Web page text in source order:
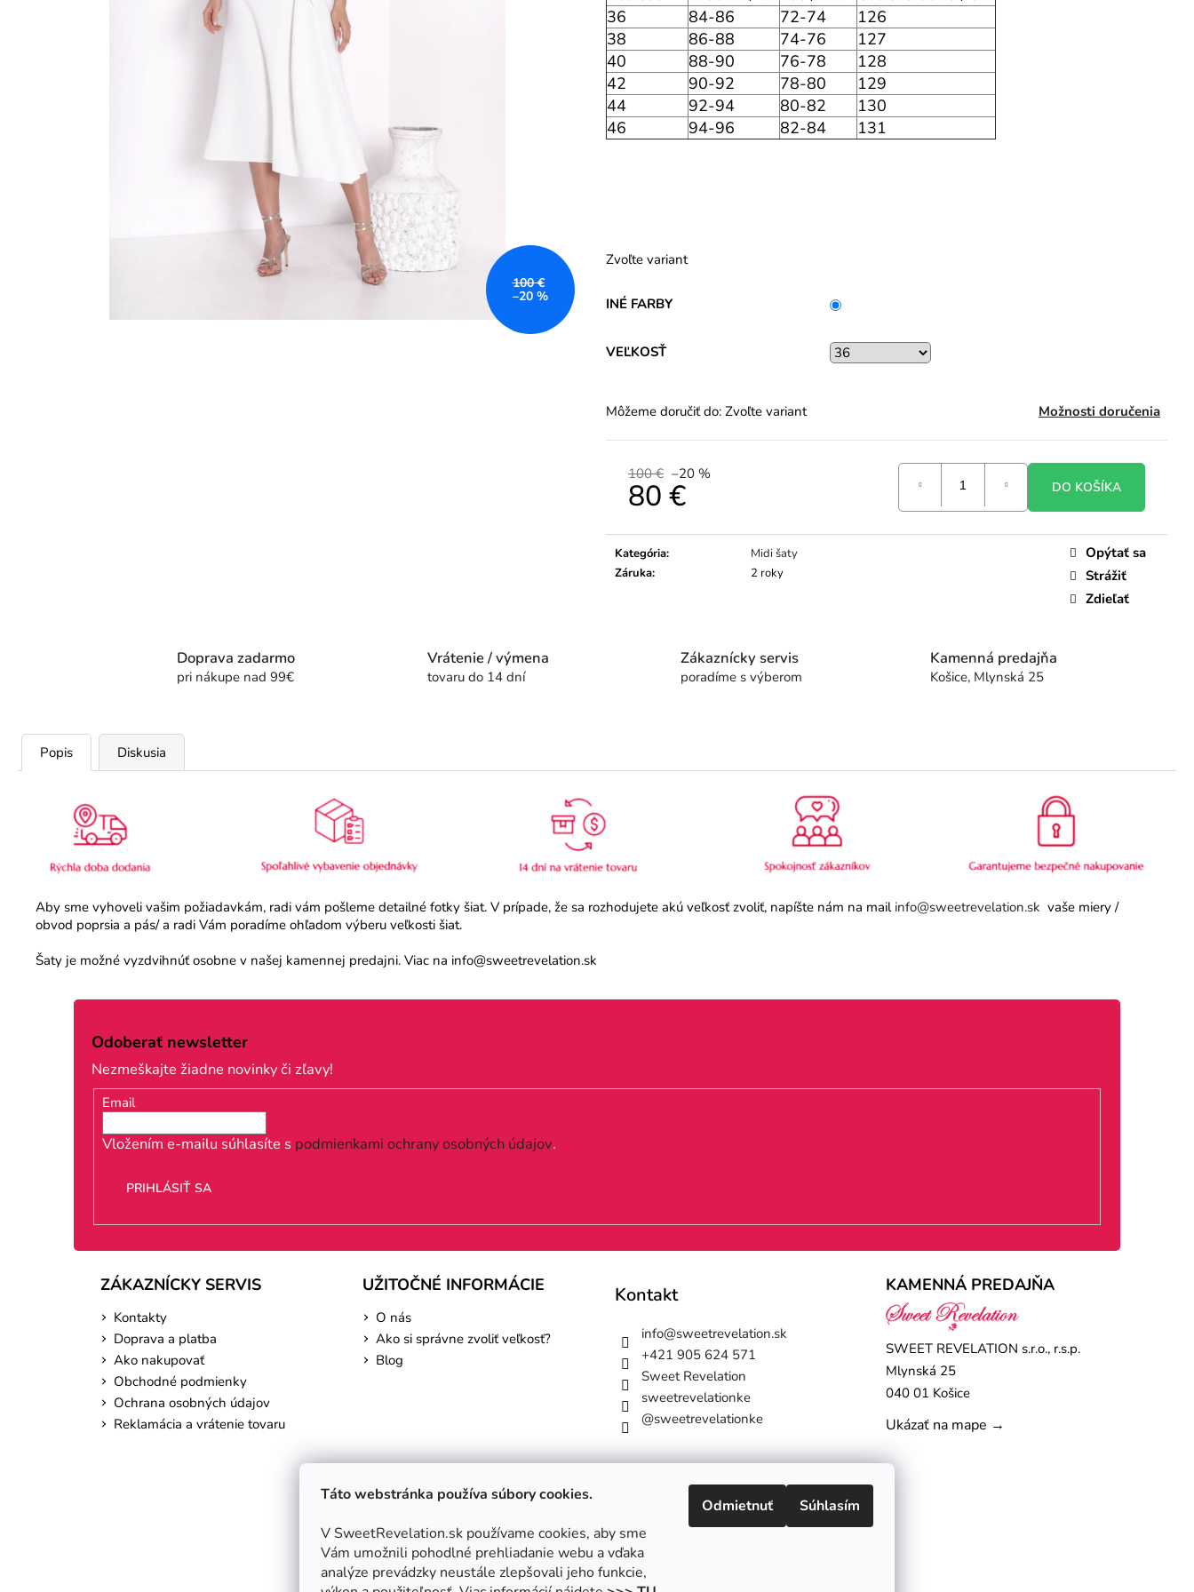
Táto webstránka používa súbory cookies.
V SweetRevelation.sk používame cookies, aby sme
Vám umožnili pohodlné prehliadanie webu a vďaka
analýze prevádzky neustále zlepšovali jeho funkcie,
Odmietnuť Súhlasím
36
84-86 72-74
126
38
86-88 74-76
127
40
88-90 76-78
128
42
90-92 78-80
129
44
92-94 80-82
130
46
94-96 82-84 131
INÉ FARBY
VEĽKOSŤ
Môžeme doručiť do: Zvoľte variant Možnosti doručenia
Zvoľte variant
100 € –20 %
80 €
cena:
DO KOŠÍKA
Kategória:
Midi šaty
Záruka: 2 roky
Opýtať sa
Strážiť
Zdieľať
100 €
–20 %
Doprava zadarmo
pri nákupe nad 99€
Vrátenie / výmena
tovaru do 14 dní
Zákaznícky servis
poradíme s výberom
Kamenná predajňa
Košice, Mlynská 25
Popis Diskusia
Aby sme vyhoveli vašim požiadavkám, radi vám pošleme detailné fotky šiat. V prípade, že sa rozhodujete akú veľkosť zvoliť, napíšte nám na mail info@sweetrevelation.sk vaše miery /
obvod poprsia a pás/ a radi Vám poradíme ohľadom výberu veľkosti šiat.
Šaty je možné vyzdvihnúť osobne v našej kamennej predajni. Viac na info@sweetrevelation.sk
Odoberať newsletter
Nezmeškajte žiadne novinky či zľavy!
Email
Vložením e-mailu súhlasíte s podmienkami ochrany osobných údajov.
PRIHLÁSIŤ SA
ZÁKAZNÍCKY SERVIS
Kontakty
Doprava a platba
Ako nakupovať
Obchodné podmienky
Ochrana osobných údajov
Reklamácia a vrátenie tovaru
UŽITOČNÉ INFORMÁCIE
O nás
Ako si správne zvoliť veľkosť?
Blog
Kontakt
info@sweetrevelation.sk
+421 905 624 571
Sweet Revelation
sweetrevelationke
@sweetrevelationke
KAMENNÁ PREDAJŇA
SWEET REVELATION s.r.o., r.s.p.
Mlynská 25
040 01 Košice
Ukázať na mape →